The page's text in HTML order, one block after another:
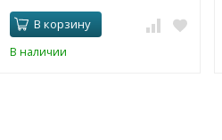
В корзину
В наличии